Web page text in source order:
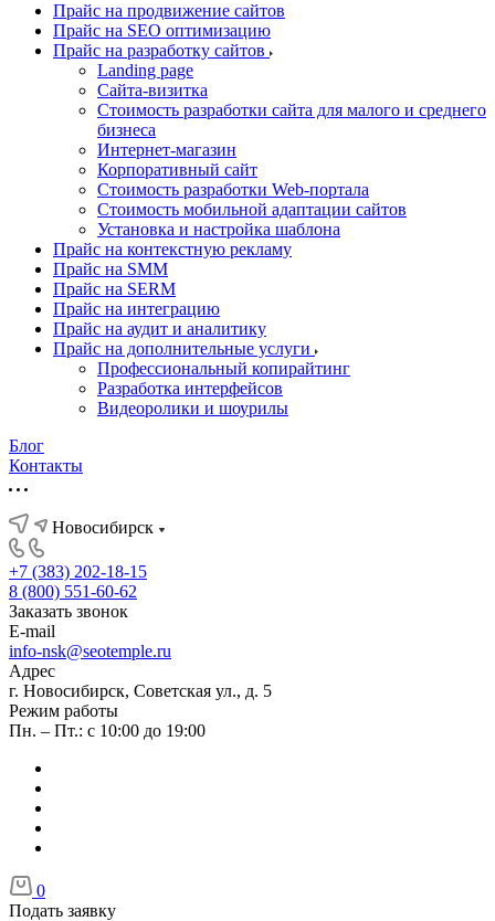
Прайс на продвижение сайтов
Прайс на SEO оптимизацию
Прайс на разработку сайтов
Landing page
Cайта-визитка
Стоимость разработки сайта для малого и среднего
бизнеса
Интернет-магазин
Корпоративный сайт
Стоимость разработки Web-портала
Стоимость мобильной адаптации сайтов
Установка и настройка шаблона
Прайс на контекстную рекламу
Прайс на SMM
Прайс на SERM
Прайс на интеграцию
Прайс на аудит и аналитику
Прайс на дополнительные услуги
Профессиональный копирайтинг
Разработка интерфейсов
Видеоролики и шоурилы
Блог
Контакты
Новосибирск
+7 (383) 202-18-15
8 (800) 551-60-62
Заказать звонок
E-mail
info-nsk@seotemple.ru
Адрес
г. Новосибирск, Советская ул., д. 5
Режим работы
Пн. – Пт.: с 10:00 до 19:00
0
Подать заявку